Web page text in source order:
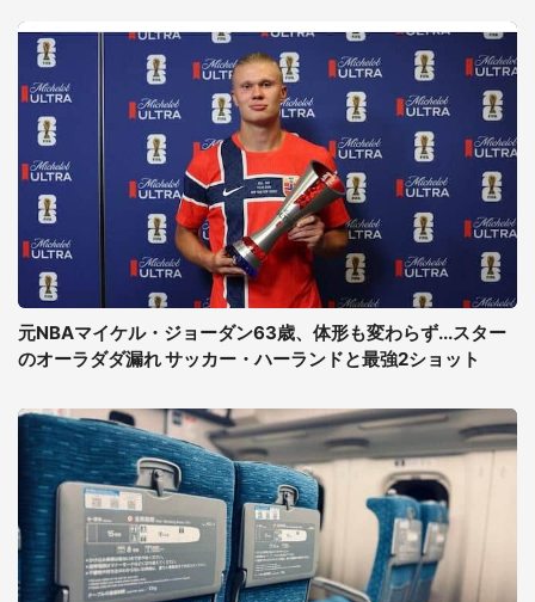
元NBAマイケル・ジョーダン63歳、体形も変わらず...スター
のオーラダダ漏れ サッカー・ハーランドと最強2ショット